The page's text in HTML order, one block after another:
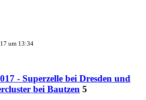
um 13:34
- Superzelle bei Dresden und
bei Bautzen 5